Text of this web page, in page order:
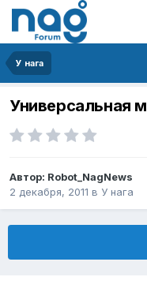
У нага
Универсальная
Автор: Robot_NagNews
2 декабря, 2011 в У нага